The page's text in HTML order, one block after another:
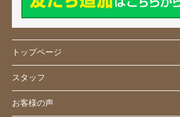
トップページ
スタッフ
お客様の声